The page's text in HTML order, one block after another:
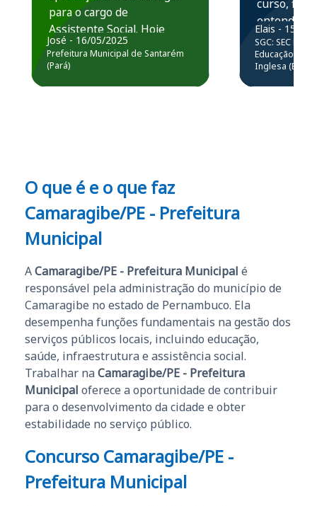
para o cargo de
Assistente Social. Hoje
estou atuando na
Prefeitura de Santarém.
José - 16/05/2025
Prefeitura Municipal de Santarém
(Pará)
curso,
entender e
prática
resolução
questões.”
Elais - 15/07/
SGC: SEC BA
Educação
Inglesa (Edital
O que é e o que faz
Camaragibe/PE - Prefeitura
Municipal
ACamaragibe/PE - Prefeitura Municipal é
responsável pela administração do município de
Camaragibe no estado de Pernambuco. Ela
desempenha funções fundamentais na gestão dos
serviços públicos locais, incluindo educação,
saúde, infraestrutura e assistência social.
Trabalhar na Camaragibe/PE - Prefeitura
Municipal oferece a oportunidade de contribuir
para o desenvolvimento da cidade e obter
estabilidade no serviço público.
Concurso Camaragibe/PE -
Prefeitura Municipal